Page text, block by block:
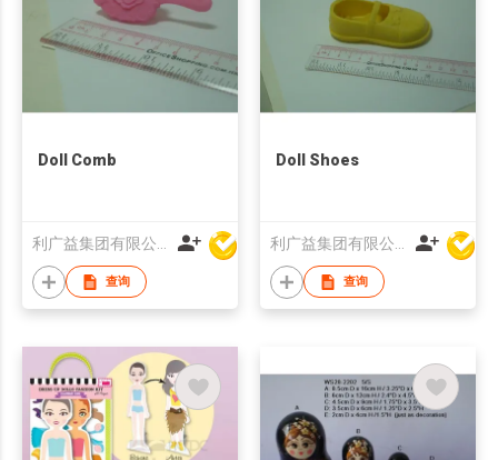
Doll Comb
利广益集团有限公司
查询
Doll Shoes
利广益集团有限公司
查询